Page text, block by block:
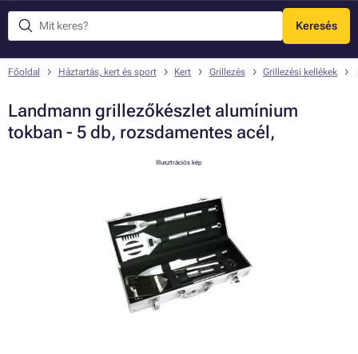
Keresés
Menü
Főoldal Háztartás, kert és sport Kert Grillezés Grillezési kellékek
Landmann grillezőkészlet alumínium
tokban - 5 db, rozsdamentes acél,
Illusztrációs kép